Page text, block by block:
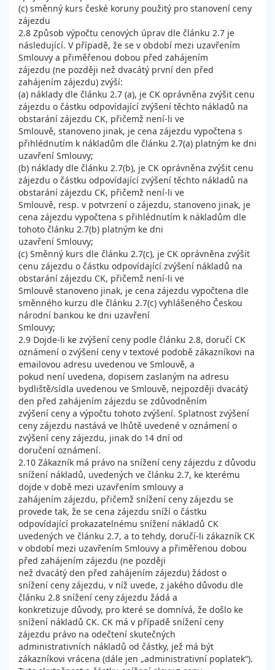
(c) směnný kurs české koruny použitý pro stanovení ceny
zájezdu
2.8 Způsob výpočtu cenových úprav dle článku 2.7 je
následující. V případě, že se v období mezi uzavřením
Smlouvy a přiměřenou dobou před zahájením
zájezdu (ne později než dvacátý první den před
zahájením zájezdu) zvýší:
(a) náklady dle článku 2.7 (a), je CK oprávněna zvýšit cenu
zájezdu o částku odpovídající zvýšení těchto nákladů na
obstarání zájezdu CK, přičemž není-li ve
Smlouvě, stanoveno jinak, je cena zájezdu vypočtena s
přihlédnutím k nákladům dle článku 2.7(a) platným ke dni
uzavření Smlouvy;
(b) náklady dle článku 2.7(b), je CK oprávněna zvýšit cenu
zájezdu o částku odpovídající zvýšení těchto nákladů na
obstarání zájezdu CK, přičemž není-li ve
Smlouvě, resp. v potvrzení o zájezdu, stanoveno jinak, je
cena zájezdu vypočtena s přihlédnutím k nákladům dle
tohoto článku 2.7(b) platným ke dni
uzavření Smlouvy;
(c) Směnný kurs dle článku 2.7(c), je CK oprávněna zvýšit
cenu zájezdu o částku odpovídající zvýšení nákladů na
obstarání zájezdu CK, přičemž není-li ve
Smlouvě stanoveno jinak, je cena zájezdu vypočtena dle
směnného kurzu dle článku 2.7(c) vyhlášeného Českou
národní bankou ke dni uzavření
Smlouvy;
2.9 Dojde-li ke zvýšení ceny podle článku 2.8, doručí CK
oznámení o zvýšení ceny v textové podobě zákazníkovi na
emailovou adresu uvedenou ve Smlouvě, a
pokud není uvedena, dopisem zaslaným na adresu
bydliště/sídla uvedenou ve Smlouvě, nejpozději dvacátý
den před zahájením zájezdu se zdůvodněním
zvýšení ceny a výpočtu tohoto zvýšení. Splatnost zvýšení
ceny zájezdu nastává ve lhůtě uvedené v oznámení o
zvýšení ceny zájezdu, jinak do 14 dní od
doručení oznámení.
2.10 Zákazník má právo na snížení ceny zájezdu z důvodu
snížení nákladů, uvedených ve článku 2.7, ke kterému
dojde v době mezi uzavřením smlouvy a
zahájením zájezdu, přičemž snížení ceny zájezdu se
provede tak, že se cena zájezdu sníží o částku
odpovídající prokazatelnému snížení nákladů CK
uvedených ve článku 2.7, a to tehdy, doručí-li zákazník CK
v období mezi uzavřením Smlouvy a přiměřenou dobou
před zahájením zájezdu (ne později
než dvacátý den před zahájením zájezdu) žádost o
snížení ceny zájezdu, v níž uvede, z jakého důvodu dle
článku 2.8 snížení ceny zájezdu žádá a
konkretizuje důvody, pro které se domnívá, že došlo ke
snížení nákladů CK. CK má v případě snížení ceny
zájezdu právo na odečtení skutečných
administrativních nákladů od částky, jež má být
zákazníkovi vrácena (dále jen „administrativní poplatek“).